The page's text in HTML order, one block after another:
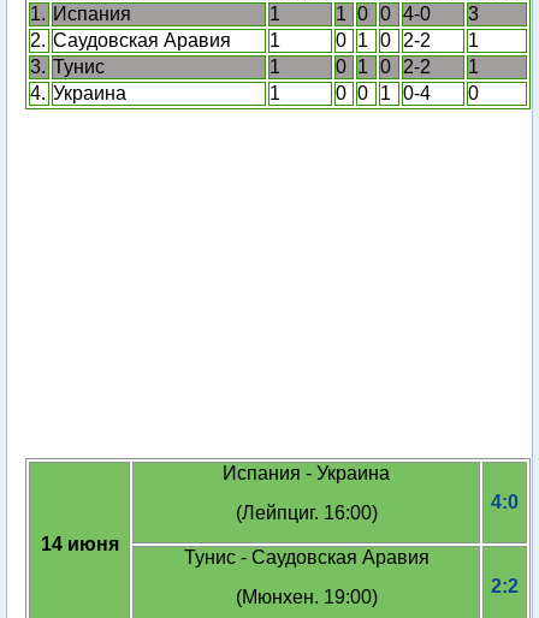
1. Испания 1 1 0 0 4-0
3
2. Саудовская Аравия 1 0 1 0 2-2
1
3. Тунис 1 0 1 0 2-2
1
4. Украина 1 0 0 1 0-4 0
14 июня
Испания - Украина
(Лейпциг. 16:00)
4:0
Тунис - Саудовская Аравия
(Мюнхен. 19:00)
2:2